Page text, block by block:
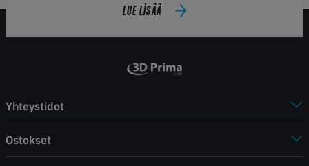
LUE LISÄÄ
Yhteystidot
Ostokset